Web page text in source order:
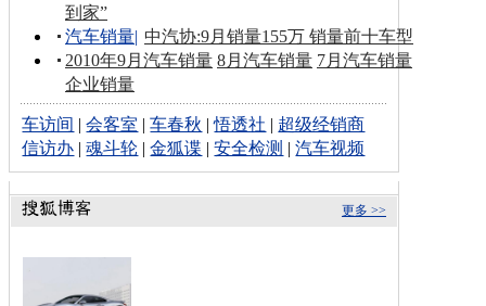
到家”
汽车销量| 中汽协:9月销量155万 销量前十车型
2010年9月汽车销量 8月汽车销量 7月汽车销量
企业销量
车访间 |会客室 |车春秋 |悟透社 | 超级经销商
信访办 |魂斗轮 |金狐谍 |安全检测 |汽车视频
更多 >>